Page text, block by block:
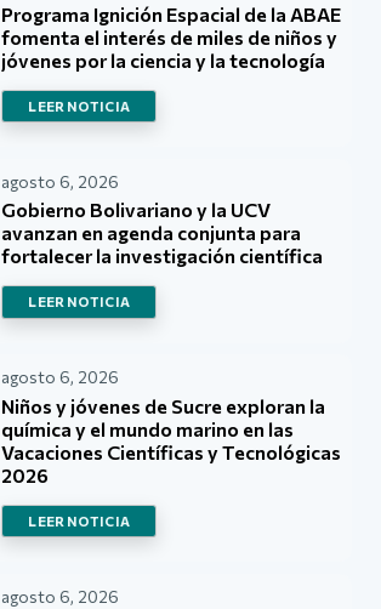
Programa Ignición Espacial de la ABAE
fomenta el interés de miles de niños y
jóvenes por la ciencia y la tecnología
LEER NOTICIA
agosto 6, 2026
Gobierno Bolivariano y la UCV
avanzan en agenda conjunta para
fortalecer la investigación científica
LEER NOTICIA
agosto 6, 2026
Niños y jóvenes de Sucre exploran la
química y el mundo marino en las
Vacaciones Científicas y Tecnológicas
2026
LEER NOTICIA
agosto 6, 2026